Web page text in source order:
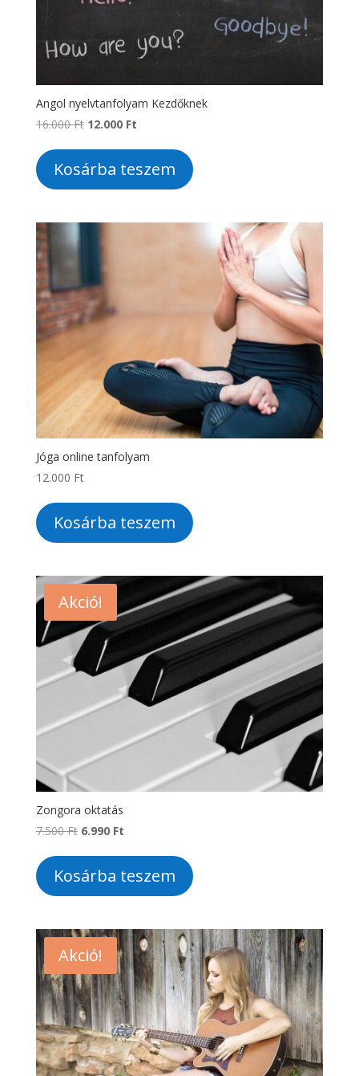
Angol nyelvtanfolyam Kezdőknek
16.000Ft Original
was:
16.000 Ft.
12.000 FtCurrent
12.000 Ft.
Kosárba teszem
Jóga online tanfolyam
12.000 Ft
Kosárba teszem
Akció!
Zongora oktatás
7.500Ft Original
was:
7.500 Ft.
6.990 FtCurrent
6.990 Ft.
Kosárba teszem
Akció!